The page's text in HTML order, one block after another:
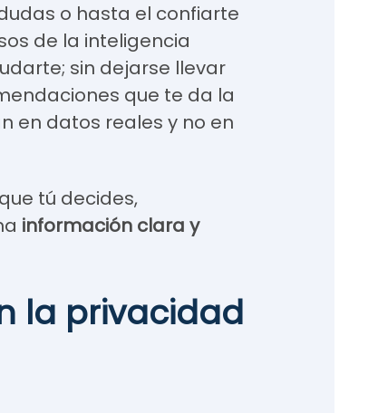
o hasta el confiarte
de la inteligencia
sin dejarse llevar
que te da la
en datos reales y no en
tú decides,
información clara y
la privacidad